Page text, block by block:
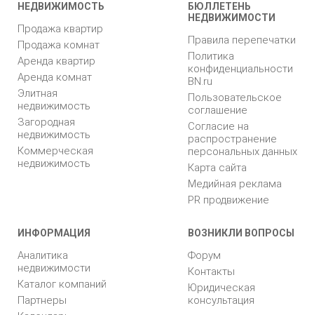
НЕДВИЖИМОСТЬ
Продажа квартир
Продажа комнат
Аренда квартир
Аренда комнат
Элитная
недвижимость
Загородная
недвижимость
Коммерческая
недвижимость
БЮЛЛЕТЕНЬ
НЕДВИЖИМОСТИ
Правила перепечатки
Политика
конфиденциальности
BN.ru
Пользовательское
соглашение
Согласие на
распространение
персональных данных
Карта сайта
Медийная реклама
PR продвижение
ИНФОРМАЦИЯ
Аналитика
недвижимости
Каталог компаний
Партнеры
ВОЗНИКЛИ ВОПРОСЫ
Форум
Контакты
Юридическая
консультация